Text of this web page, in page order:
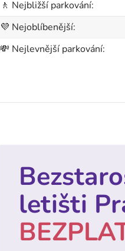
🚶 Nejbližší parkování:
💜 Nejoblíbenější:
💸 Nejlevnější parkování:
letišti